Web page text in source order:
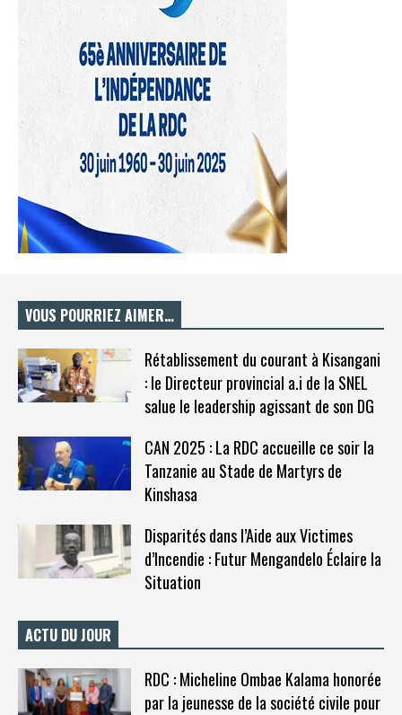
VOUS POURRIEZ AIMER…
Rétablissement du courant à Kisangani
: le Directeur provincial a.i de la SNEL
salue le leadership agissant de son DG
CAN 2025 : La RDC accueille ce soir la
Tanzanie au Stade de Martyrs de
Kinshasa
Disparités dans l’Aide aux Victimes
d’Incendie : Futur Mengandelo Éclaire la
Situation
ACTU DU JOUR
RDC : Micheline Ombae Kalama honorée
par la jeunesse de la société civile pour